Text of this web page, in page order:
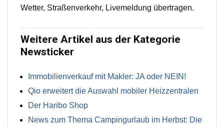
Wetter, Straßenverkehr, Livemeldung übertragen.
Weitere Artikel aus der Kategorie
Newsticker
Immobilienverkauf mit Makler: JA oder NEIN!
Qio erweitert die Auswahl mobiler Heizzentralen
Der Haribo Shop
News zum Thema Campingurlaub im Herbst: Die